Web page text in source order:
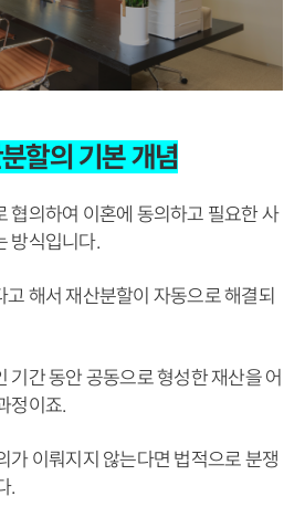
할의 기본 개념
협의하여 이혼에 동의하고 필요한 사
방식입니다.
해서 재산분할이 자동으로 해결되
기간 동안 공동으로 형성한 재산을 어
정이죠.
가 이뤄지지 않는다면 법적으로 분쟁
.